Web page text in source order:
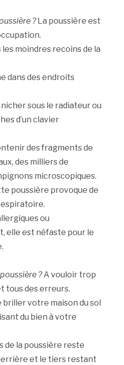
?La poussière est
les moindres recoins de la
dans des endroits
sous le radiateur ou
d’un clavier
des fragments de
des milliers de
microscopiques.
poussière provoque de
ou
elle est néfaste pour le
?A vouloir trop
tous des erreurs.
votre maison du sol
du bien à votre
de la poussière reste
et le tiers restant